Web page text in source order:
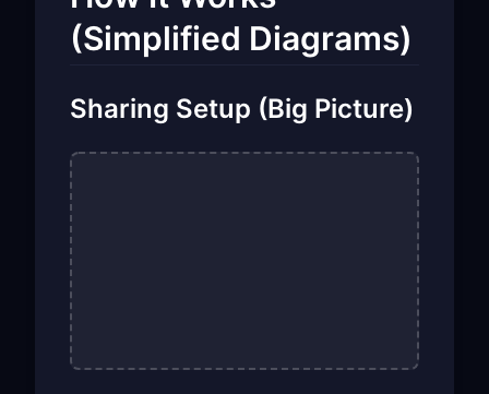
(Simplified Diagrams)
Sharing Setup (Big Picture)